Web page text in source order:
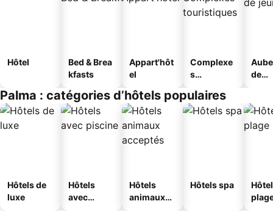
Hôtel
Bed & Brea
kfasts
Appart'hôt
el
Complexe
s
s
de
Palma : catégories d’hôtels populaires
Hôtels de
luxe
Hôtels
avec
Hôtels
animaux
Hôtels spa